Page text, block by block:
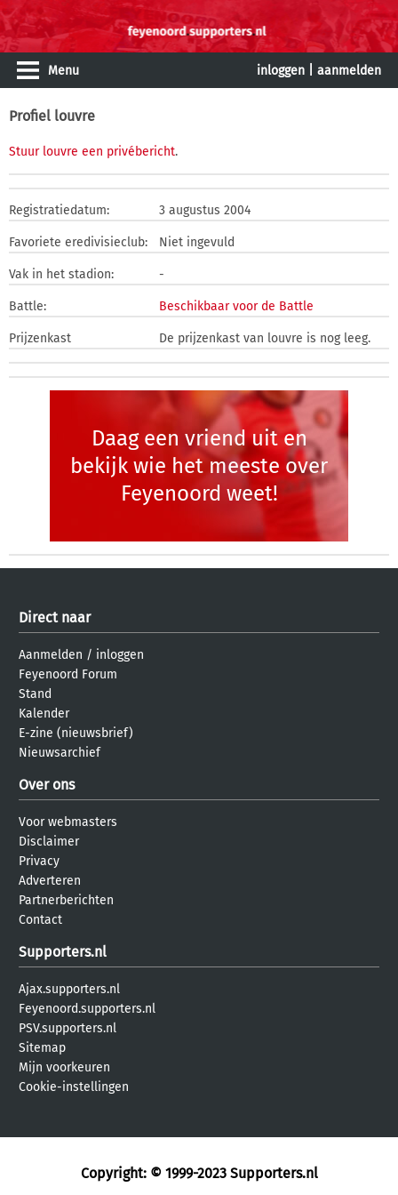
Menu inloggen aanmelden
Profiel louvre
Stuur louvre een privébericht.
Registratiedatum: 3 augustus 2004
Favoriete eredivisieclub: Niet ingevuld
Vak in het stadion: -
Battle: Beschikbaar voor de Battle
Prijzenkast De prijzenkast van louvre is nog leeg.
Daag een vriend uit en
bekijk wie het meeste over
Feyenoord weet!
Direct naar
Aanmelden / inloggen
Feyenoord Forum
Stand
Kalender
E-zine (nieuwsbrief)
Nieuwsarchief
Over ons
Voor webmasters
Disclaimer
Privacy
Adverteren
Partnerberichten
Contact
Supporters.nl
Ajax.supporters.nl
Feyenoord.supporters.nl
PSV.supporters.nl
Sitemap
Mijn voorkeuren
Cookie-instellingen
Copyright: © 1999-2023 Supporters.nl